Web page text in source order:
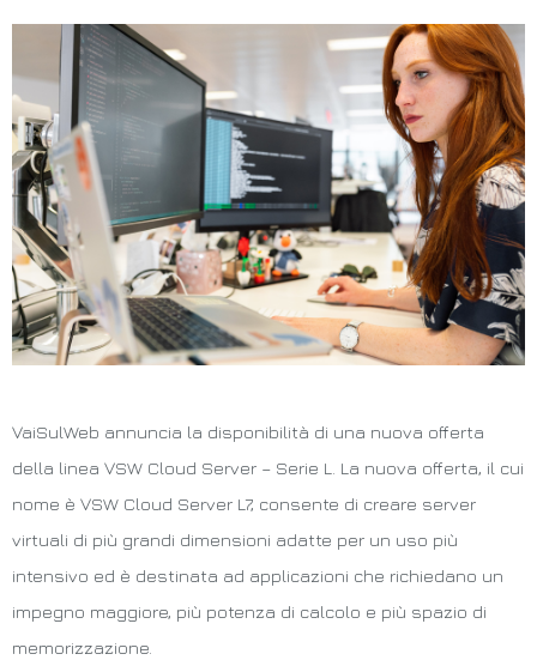
VaiSulWeb annuncia la disponibilità di una nuova offerta
della linea VSW Cloud Server – Serie L. La nuova offerta, il cui
nome è VSW Cloud Server L7, consente di creare server
virtuali di più grandi dimensioni adatte per un uso più
intensivo ed è destinata ad applicazioni che richiedano un
impegno maggiore, più potenza di calcolo e più spazio di
memorizzazione.